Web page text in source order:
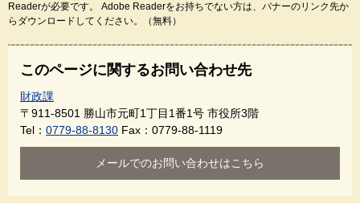
Readerが必要です。
Adobe Readerをお持ちでない方は、バナーのリンク先か
らダウンロードしてください。（無料）
このページに関するお問い合わせ先
財政課
〒911-8501 勝山市元町1丁目1番1号 市役所3階
Tel： 0779-88-8130 Fax：0779-88-1119
メールでのお問い合わせはこちら